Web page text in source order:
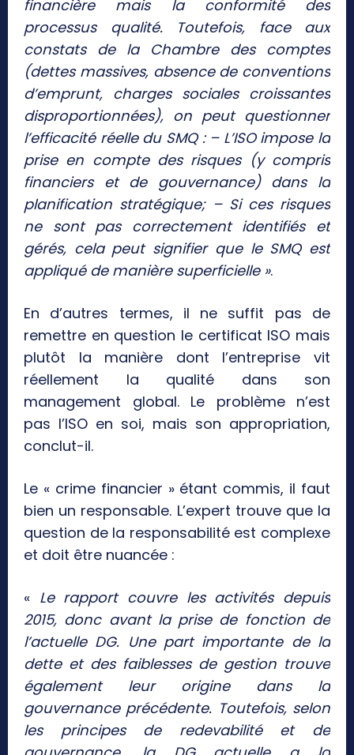
financière mais la conformité des
processus qualité. Toutefois, face aux
constats de la Chambre des comptes
(dettes massives, absence de conventions
d’emprunt, charges sociales croissantes
disproportionnées), on peut questionner
l’efficacité réelle du SMQ : – L’ISO impose la
prise en compte des risques (y compris
financiers et de gouvernance) dans la
planification stratégique; – Si ces risques
ne sont pas correctement identifiés et
gérés, cela peut signifier que le SMQ est
appliqué de manière superficielle ».
En d’autres termes, il ne suffit pas de
remettre en question le certificat ISO mais
plutôt la manière dont l’entreprise vit
réellement la qualité dans son
management global. Le problème n’est
pas l’ISO en soi, mais son appropriation,
conclut-il.
Le « crime financier » étant commis, il faut
bien un responsable. L’expert trouve que la
question de la responsabilité est complexe
et doit être nuancée :
« Le rapport couvre les activités depuis
2015, donc avant la prise de fonction de
l’actuelle DG. Une part importante de la
dette et des faiblesses de gestion trouve
également leur origine dans la
gouvernance précédente. Toutefois, selon
les principes de redevabilité et de